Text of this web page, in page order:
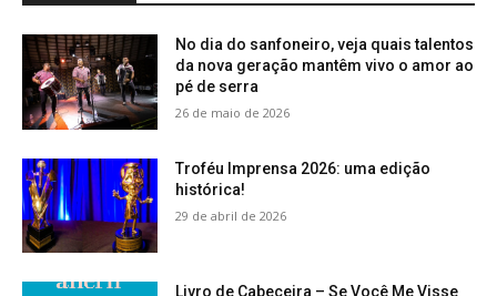
No dia do sanfoneiro, veja quais talentos
da nova geração mantêm vivo o amor ao
pé de serra
26 de maio de 2026
Troféu Imprensa 2026: uma edição
histórica!
29 de abril de 2026
Livro de Cabeceira – Se Você Me Visse